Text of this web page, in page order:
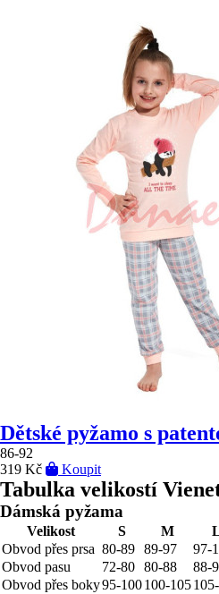
Dětské pyžamo s
86-92
319 Kč
Koupit
Tabulka velikostí
Dámská pyžama
Velikost S M
Obvod přes prsa 80-89 89-97 97-
Obvod pasu
72-80 80-88 88-
Obvod přes boky95-100100-105